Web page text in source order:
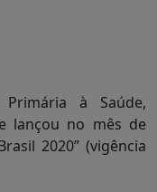
à Saúde,
lançou no mês de
2020” (vigência